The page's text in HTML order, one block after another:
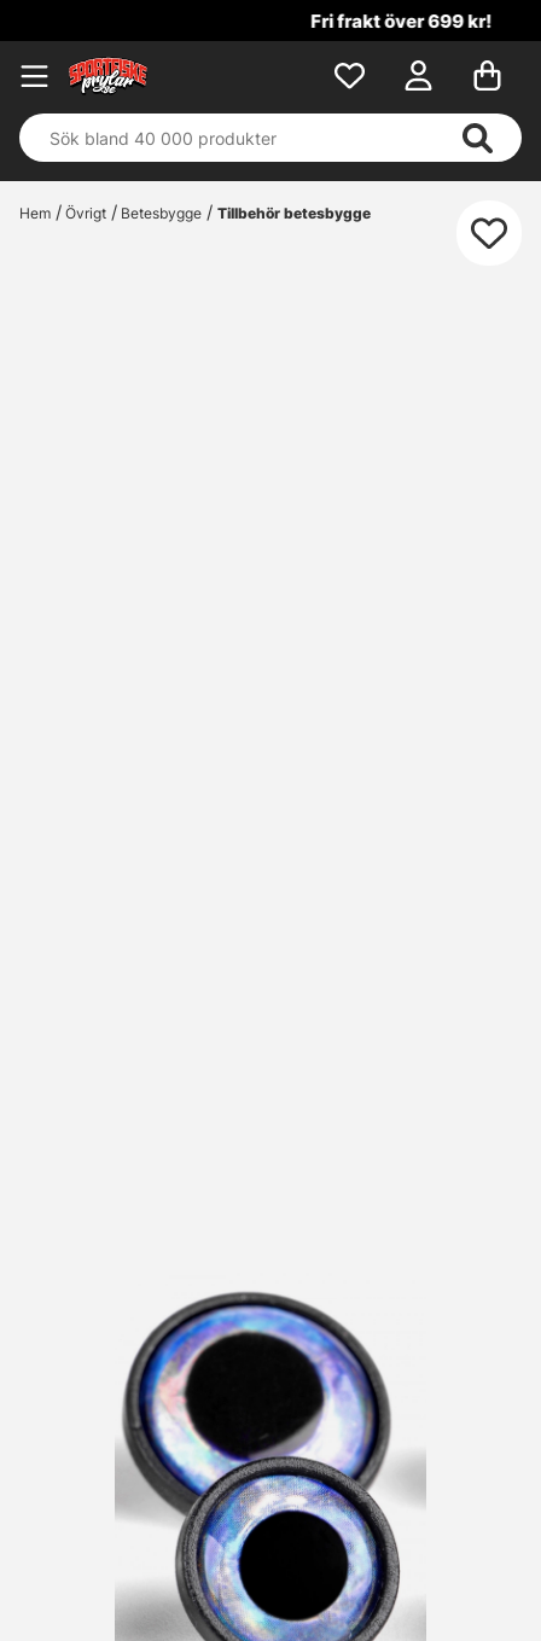
Fri frakt över 699 kr!
Hem Övrigt Betesbygge Tillbehör betesbygge